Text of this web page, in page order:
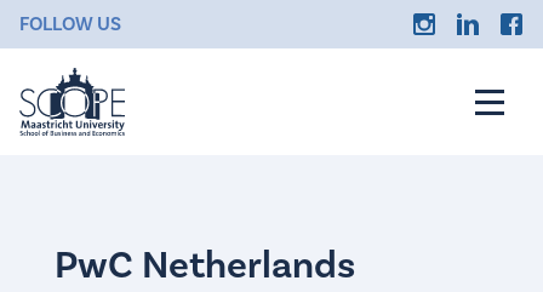
FOLLOW US
PwC Netherlands